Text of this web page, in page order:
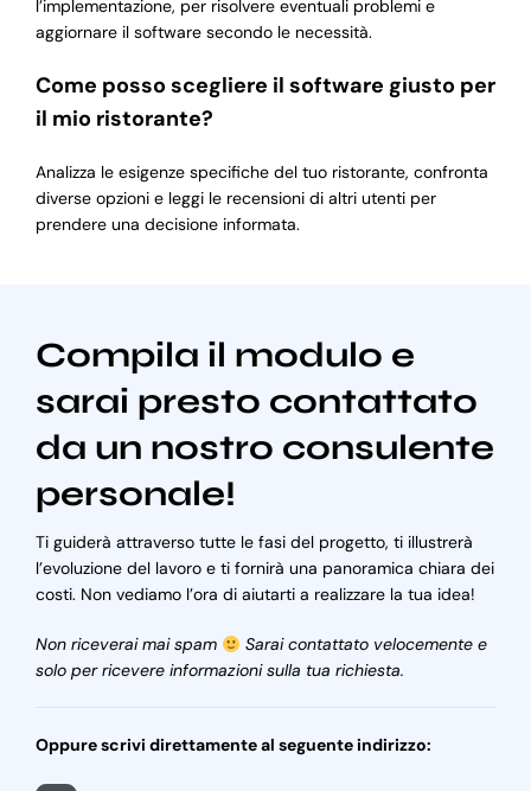
l’implementazione, per risolvere eventuali problemi e
aggiornare il software secondo le necessità.
Come posso scegliere il software giusto per
il mio ristorante?
Analizza le esigenze specifiche del tuo ristorante, confronta
diverse opzioni e leggi le recensioni di altri utenti per
prendere una decisione informata.
Compila il modulo e
sarai presto contattato
da un nostro consulente
personale!
Ti guiderà attraverso tutte le fasi del progetto, ti illustrerà
l’evoluzione del lavoro e ti fornirà una panoramica chiara dei
costi. Non vediamo l’ora di aiutarti a realizzare la tua idea!
Non riceverai mai spam
Sarai contattato velocemente e
solo per ricevere informazioni sulla tua richiesta.
Oppure scrivi direttamente al seguente indirizzo: